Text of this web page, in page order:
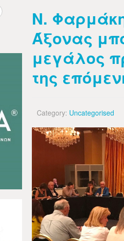
Ν.
Άξονας
μεγάλος
της
Category: Uncategorised